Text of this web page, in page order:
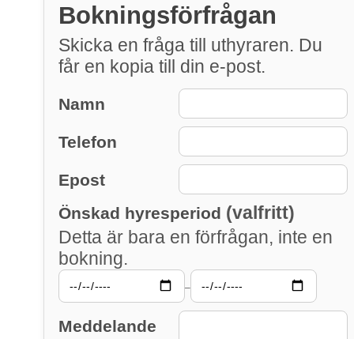
Bokningsförfrågan
Skicka en fråga till uthyraren. Du
får en kopia till din e-post.
Namn
Telefon
Epost
Önskad hyresperiod (valfritt)
Detta är bara en förfrågan, inte en
bokning.
–
Meddelande